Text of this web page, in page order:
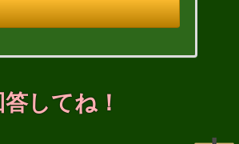
してね！